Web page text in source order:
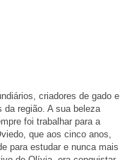
criadores de gado e
da região. A sua beleza
foi trabalhar para a
que aos cinco anos,
para estudar e nunca mais